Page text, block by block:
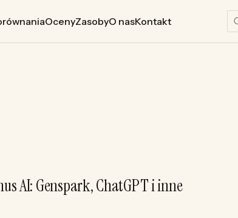
AI: Genspark, ChatGPT i inne
OcenyZasobyO nasKontakt